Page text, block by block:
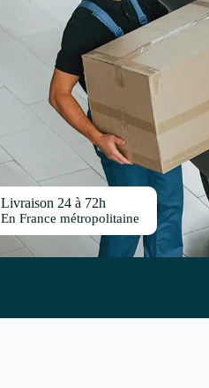
Livraison 24 à 72h
En France métropolitaine